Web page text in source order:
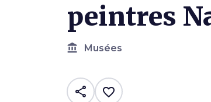
peintres
account_balance Musées
share favorite_border